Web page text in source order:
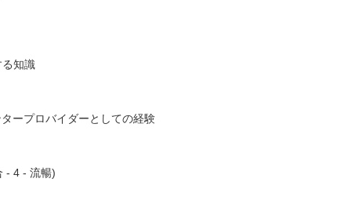
る知識
ープロバイダーとしての経験
- 4 - 流暢)